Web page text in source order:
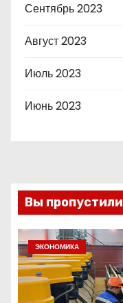
Сентябрь 2023
Август 2023
Июль 2023
Июнь 2023
Вы пропустили
ЭКОНОМИКА